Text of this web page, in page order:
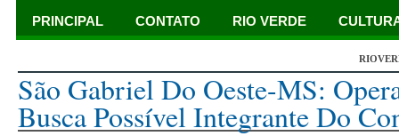
PRINCIPAL CONTATO RIO VERDE
São Gabriel Do Oeste-MS:
Busca Possível Integrante Do